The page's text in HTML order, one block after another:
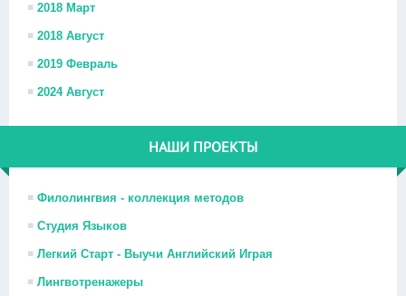
2018 Март
2018 Август
2019 Февраль
2024 Август
НАШИ ПРОЕКТЫ
Филолингвия - коллекция методов
Студия Языков
Легкий Старт - Выучи Английский Играя
Лингвотренажеры